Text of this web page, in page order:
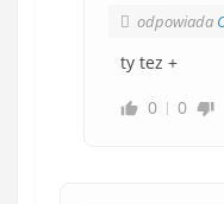
odpowiada
ty tez +
0
0